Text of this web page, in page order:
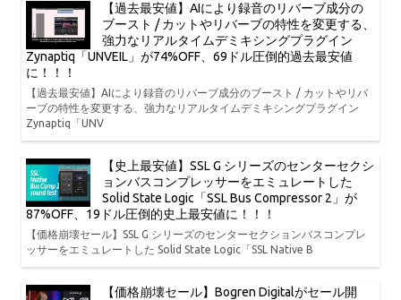
【過去最安値】AIにより録音のリバーブ成分の
ブースト / カットやリバーブの特性を変更する、
強力なリアルタイムデミキシングプラグイン
Zynaptiq「UNVEIL」が74%OFF、69ドル圧倒的過去最安値
に！！！
【過去最安値】AIにより録音のリバーブ成分のブースト / カットやリバ
ーブの特性を変更する、強力なリアルタイムデミキシングプラグイン
Zynaptiq「UNV
【史上最安値】SSL G シリーズのセンターセクシ
ョンバスコンプレッサーをエミュレートした
Solid State Logic「SSL Bus Compressor 2」が
87%OFF、19ドル圧倒的史上最安値に！！！
【価格崩壊セール】SSL G シリーズのセンターセクションバスコンプレ
ッサーをエミュレートした Solid State Logic「SSL Native B
【価格崩壊セール】Bogren Digitalがセール開